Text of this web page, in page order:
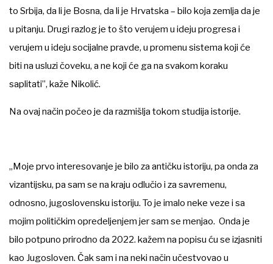
to Srbija, da li je Bosna, da li je Hrvatska – bilo koja zemlja da je
u pitanju. Drugi razlog je to što verujem u ideju progresa i
verujem u ideju socijalne pravde, u promenu sistema koji će
biti na usluzi čoveku, a ne koji će ga na svakom koraku
saplitati”, kaže Nikolić.
Na ovaj način počeo je da razmišlja tokom studija istorije.
„Moje prvo interesovanje je bilo za antičku istoriju, pa onda za
vizantijsku, pa sam se na kraju odlučio i za savremenu,
odnosno, jugoslovensku istoriju. To je imalo neke veze i sa
mojim političkim opredeljenjem jer sam se menjao. Onda je
bilo potpuno prirodno da 2022. kažem na popisu ću se izjasniti
kao Jugosloven. Čak sam i na neki način učestvovao u